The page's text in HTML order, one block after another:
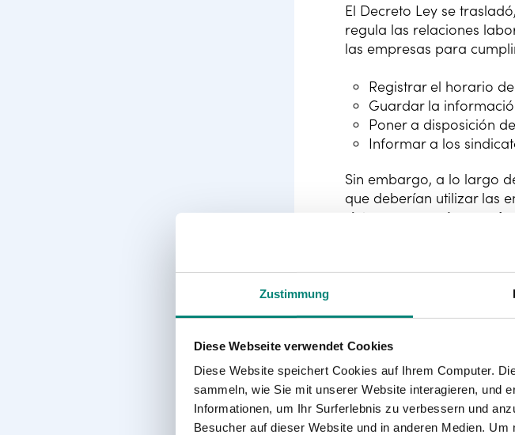
Zustimmung
Diese Webseite verwendet Cookies
Diese Website speichert Cookies auf Ihrem Computer.
sammeln, wie Sie mit unserer Website interagieren, und
Informationen, um Ihr Surferlebnis zu verbessern und
Besucher auf dieser Website und in anderen Medien.
El Decreto Ley se
regula las relaciones
las empresas para
Registrar el horario
Guardar la
Poner a disposición
Informar a los
Sin embargo, a lo largo
que deberían utilizar las
sistema que mejor se
Hay que tener en cuenta,
registro de jornada, así
representantes legales